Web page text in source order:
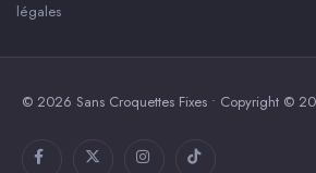
légales
© 2026 Sans Croquettes Fixes • Copyright ©